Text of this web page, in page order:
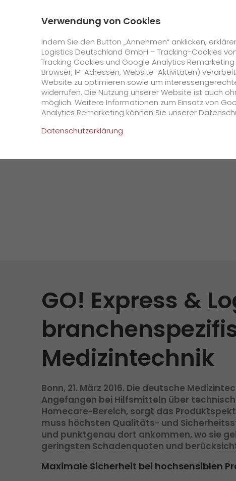
GO! Courier GO! Express
Online Services
GO! Kundenportal
GO! erhält Auszeichnung
„Höchste Kundenempfehlung“
vom Handelsblatt
>
Startseite Unternehmen Presse GO!
GO! Express &
Medizintechnik
Bonn, 21. März 2016. Die deutsche
Angefangen bei Hilfsmitteln über
Homecare-Bereich, sorgt das
muss höchsten Qualitäts- und
und punktgenau dort ankommen, wo sie
geringsten Schadenquoten und
Maximale Sicherheit bei hochsensiblen
Verwendung von Cookies
Indem Sie den Button „Annehmen“ anklicken,
Logistics Deutschland GmbH – Tracking-Cookies
Tracking Cookies und Google Analytics
Browser, IP-Adressen, Website-Aktivitäten)
Website zu optimieren sowie um
widerrufen. Die Nutzung unserer Website ist auch
möglich. Weitere Informationen zum Einsatz von
Analytics Remarketing können Sie unserer
Datenschutzerklärung